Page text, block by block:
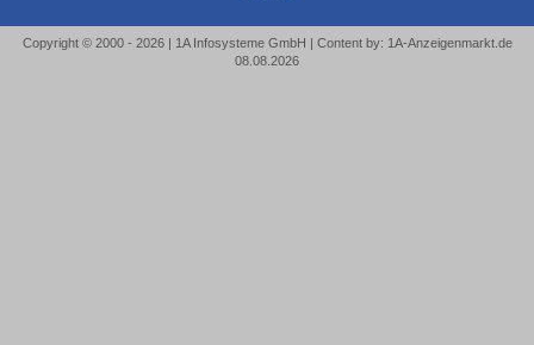
Copyright © 2000 - 2026 | 1A Infosysteme GmbH | Content by: 1A-Anzeigenmarkt.de
08.08.2026